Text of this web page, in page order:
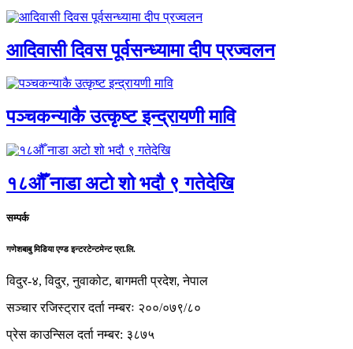
आदिवासी दिवस पूर्वसन्ध्यामा दीप प्रज्वलन
पञ्चकन्याकै उत्कृष्ट इन्द्रायणी मावि
१८औँ नाडा अटो शो भदौ ९ गतेदेखि
सम्पर्क
गणेशबाबु मिडिया एण्ड इन्टरटेन्टमेन्ट प्रा.लि.
विदुर-४, विदुर, नुवाकोट, बागमती प्रदेश, नेपाल
सञ्चार रजिस्ट्रार दर्ता नम्बरः २००/०७९/८०
प्रेस काउन्सिल दर्ता नम्बर: ३८७५